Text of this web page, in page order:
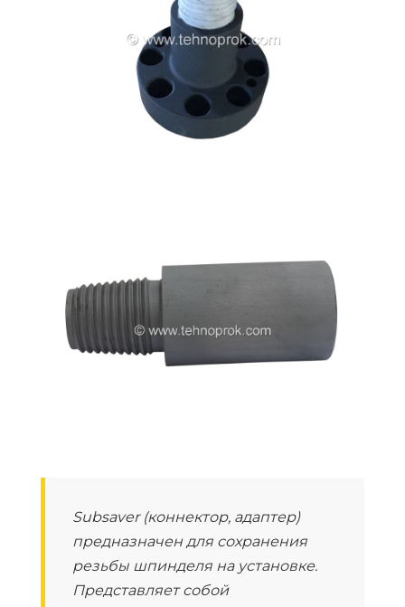
Subsaver (коннектор, адаптер)
предназначен для сохранения
резьбы шпинделя на установке.
Представляет собой